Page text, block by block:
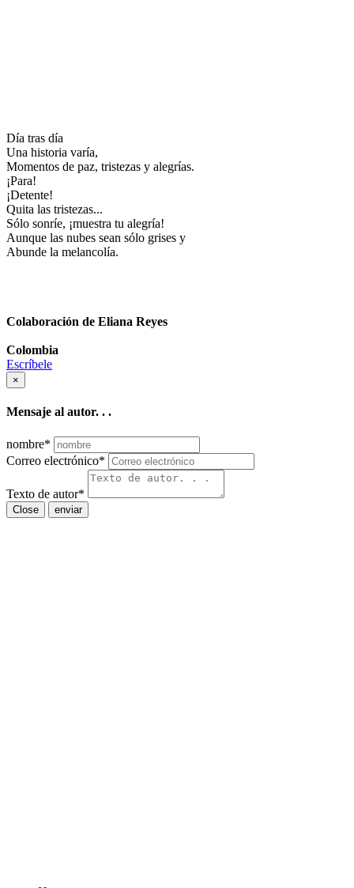
Día tras día
Una historia varía,
Momentos de paz, tristezas y alegrías.
¡Para!
¡Detente!
Quita las tristezas...
Sólo sonríe, ¡muestra tu alegría!
Aunque las nubes sean sólo grises y
Abunde la melancolía.
Colaboración de Eliana Reyes
Colombia
Escríbele
×
Mensaje al autor. . .
nombre*
Correo electrónico*
Texto de autor*
Close enviar